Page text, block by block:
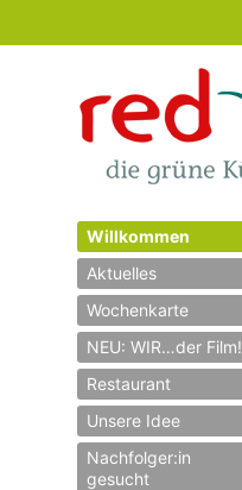
Willkommen
Aktuelles
Wochenkarte
NEU: WIR…der Film!
Restaurant
Unsere Idee
Nachfolger:in
gesucht